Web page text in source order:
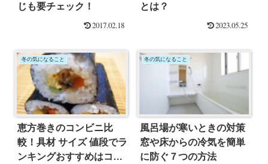
じも要チェック！
2017.02.18
とは？
2023.05.25
冬の気になること
恵方巻きのコンビニ比
較！具材 サイズ 値段でラ
ンキングおすすめはコ
冬の気になること
風呂場が寒いときの対策
窓や床からの冷気を簡単
に防ぐ７つの方法